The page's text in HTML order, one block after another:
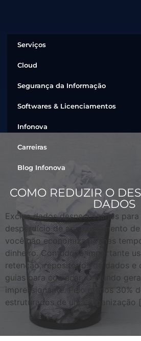
Serviços
Cloud
Segurança da Informação
Softwares & Licenciamentos
Infonova
Carreiras
Blog Infonova
COMO REDUZIR O
DADOS
Exclua dados desnecessários
desperdício de armazenamento
você não economiza apenas
dinheiro. Contudo, é importante
retenção, repositórios de dados e
guias para começar. O mundo
impressionante. Pelo menos 30%
estruturados de uma organização